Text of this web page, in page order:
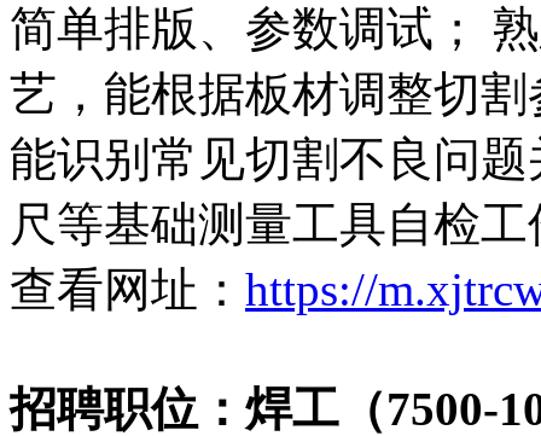
简单排版、参数调试；
艺，能根据板材调整切
能识别常见切割不良问
尺等基础测量工具自检
查看网址： https://
招聘职位：焊工（7500-